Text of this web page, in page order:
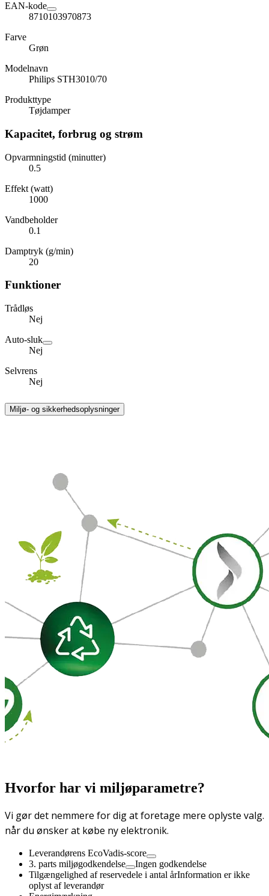
EAN-kode
8710103970873
Farve
Grøn
Modelnavn
Philips STH3010/70
Produkttype
Tøjdamper
Kapacitet, forbrug og strøm
Opvarmningstid (minutter)
0.5
Effekt (watt)
1000
Vandbeholder
0.1
Damptryk (g/min)
20
Funktioner
Trådløs
Nej
Auto-sluk
Nej
Selvrens
Nej
Miljø- og sikkerhedsoplysninger
Hvorfor har vi miljøparametre?
Vi gør det nemmere for dig at foretage mere oplyste valg.
når du ønsker at købe ny elektronik.
Leverandørens EcoVadis-score
3. parts miljøgodkendelse
Ingen godkendelse
Tilgængelighed af reservedele i antal årInformation er ikke
oplyst af leverandør